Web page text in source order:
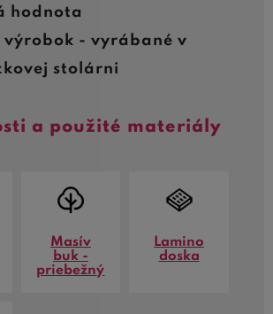
hodnota
výrobok - vyrábané v
stolárni
a použité materiály
Masív
buk -
priebežný
Lamino
doska